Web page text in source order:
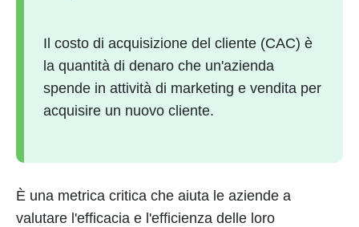
Il costo di acquisizione del cliente (CAC) è
la quantità di denaro che un'azienda
spende in attività di marketing e vendita per
acquisire un nuovo cliente.
È una metrica critica che aiuta le aziende a
valutare l'efficacia e l'efficienza delle loro